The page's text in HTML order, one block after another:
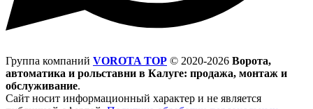
Группа компаний VOROTA TOP © 2020-2026 Ворота,
автоматика и рольставни в Калуге: продажа, монтаж и
обслуживание.
Сайт носит информационный характер и не является